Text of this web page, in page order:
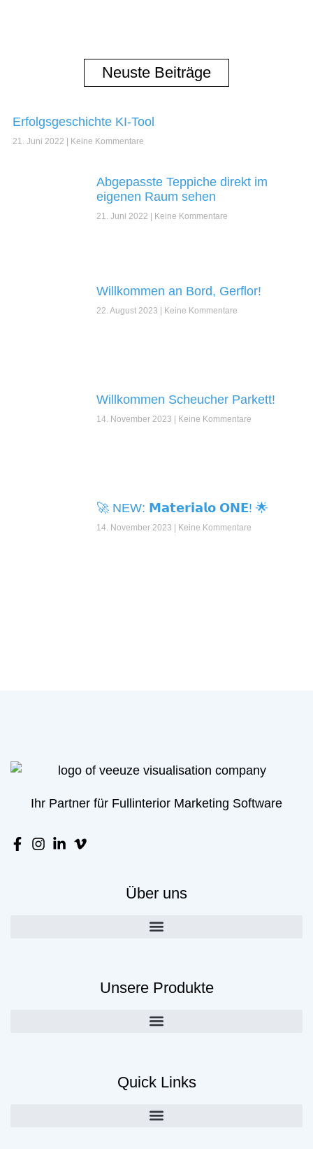
Neuste Beiträge
Erfolgsgeschichte KI-Tool
21. Juni 2022 Keine Kommentare
Abgepasste Teppiche direkt im
eigenen Raum sehen
21. Juni 2022 Keine Kommentare
Willkommen an Bord, Gerflor!
22. August 2023 Keine Kommentare
Willkommen Scheucher Parkett!
14. November 2023 Keine Kommentare
🚀 NEW: 𝗠𝗮𝘁𝗲𝗿𝗶𝗮𝗹𝗼 𝗢𝗡𝗘! 🌟
14. November 2023 Keine Kommentare
Ihr Partner für Fullinterior Marketing Software
Über uns
Unsere Produkte
Quick Links